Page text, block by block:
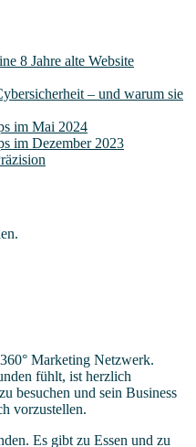
8 Jah­re alte Web­site
– und war­um sie
im Mai 2024
im Dezem­ber 2023
Marketing Netzwerk.
fühlt, ist herzlich
besuchen und sein Business
vorzustellen.
Es gibt zu Essen und zu